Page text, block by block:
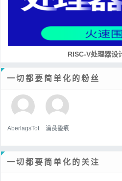
RISC-V处理器设
一切都要简单化的粉丝
AberlagsTot 瀹彘鋈痕
一切都要简单化的关注